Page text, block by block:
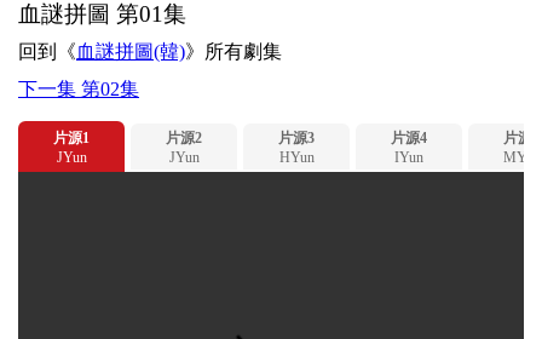
血謎拼圖 第01集
回到《血謎拼圖(韓)》所有劇集
下一集 第02集
片源1
JYun
片源2
JYun
片源3
HYun
片源4
IYun
片源5
MYun